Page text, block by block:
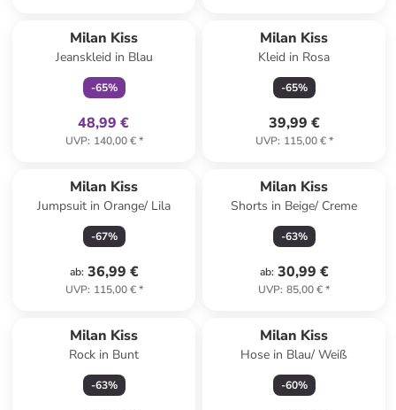
Milan Kiss
Jeanskleid in Blau
-65%
48,99 €
UVP: 140,00 €*
Milan Kiss
Kleid in Rosa
-65%
39,99 €
UVP: 115,00 €*
Milan Kiss
Jumpsuit in Orange/ Lila
-67%
ab: 36,99 €
UVP: 115,00 €*
Milan Kiss
Shorts in Beige/ Creme
-63%
ab: 30,99 €
UVP: 85,00 €*
Milan Kiss
Rock in Bunt
-63%
Milan Kiss
Hose in Blau/ Weiß
-60%